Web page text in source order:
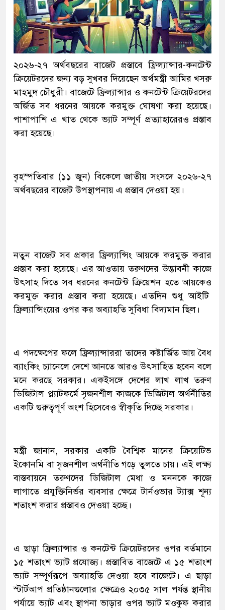
২০২৬-২৭ অর্থবছরের বাজেট প্রস্তাবে ফ্রিল্যান্সার-কনটেন্ট
ক্রিয়েটরদের জন্য বড় সুখবর দিয়েছেন অর্থমন্ত্রী আমির খসরু
মাহমুদ চৌধুরী। বাজেটে ফ্রিল্যান্সার ও কনটেন্ট ক্রিয়েটরদের
অর্জিত সব ধরনের আয়কে করমুক্ত ঘোষণা করা হয়েছে।
পাশাপাশি এ খাত থেকে ভ্যাট সম্পূর্ণ প্রত্যাহারেরও প্রস্তাব
করা হয়েছে।
বৃহস্পতিবার (১১ জুন) বিকেলে জাতীয় সংসদে ২০২৬-২৭
অর্থবছরের বাজেট উপস্থাপনায় এ প্রস্তাব দেওয়া হয়।
নতুন বাজেট সব প্রকার ফ্রিল্যান্সিং আয়কে করমুক্ত করার
প্রস্তাব করা হয়েছে। এর আওতায় তরুণদের উদ্ভাবনী কাজে
উৎসাহ দিতে সব ধরনের কনটেন্ট ক্রিয়েশন হতে আয়কেও
করমুক্ত করার প্রস্তাব করা হয়েছে। এতদিন শুধু আইটি
ফ্রিল্যান্সিংয়ের ওপর কর অব্যাহতি সুবিধা বিদ্যমান ছিল।
এ পদক্ষেপের ফলে ফ্রিল্যান্সাররা তাদের কষ্টার্জিত আয় বৈধ
ব্যাংকিং চ্যানেলে দেশে আনতে আরও উৎসাহিত হবেন বলে
মনে করছে সরকার। একইসঙ্গে দেশের লাখ লাখ তরুণ
ডিজিটাল প্ল্যাটফর্মে সৃজনশীল কাজকে ডিজিটাল অর্থনীতির
একটি গুরুত্বপূর্ণ অংশ হিসেবেও স্বীকৃতি দিচ্ছে সরকার।
মন্ত্রী জানান, সরকার একটি বৈশ্বিক মানের ক্রিয়েটিভ
ইকোনমি বা সৃজনশীল অর্থনীতি গড়ে তুলতে চায়। এই লক্ষ্য
বাস্তবায়নে তরুণদের ডিজিটাল মেধা ও মননকে কাজে
লাগাতে প্রযুক্তিনির্ভর ব্যবসার ক্ষেত্রে টার্নওভার ট্যাক্স শূন্য
শতাংশ করার প্রস্তাবও দেওয়া হচ্ছে।
এ ছাড়া ফ্রিল্যান্সার ও কনটেন্ট ক্রিয়েটরদের ওপর বর্তমানে
১৫ শতাংশ ভ্যাট প্রযোজ্য। প্রস্তাবিত বাজেটে এ ১৫ শতাংশ
ভ্যাট সম্পূর্ণরূপে অব্যাহতি দেওয়া হবে বাজেটে। এ ছাড়া
স্টার্টআপ প্রতিষ্ঠানগুলোর ক্ষেত্রেও ২০৩৫ সাল পর্যন্ত স্থানীয়
পর্যায়ে ভ্যাট এবং স্থাপনা ভাড়ার ওপর ভ্যাট মওকুফ করার